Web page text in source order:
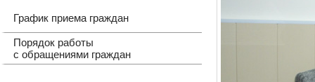
График приема граждан
Порядок работы
с обращениями граждан